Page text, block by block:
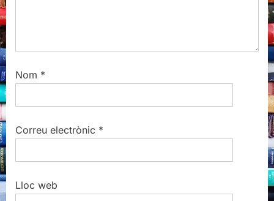
Nom *
Correu electrònic *
Lloc web